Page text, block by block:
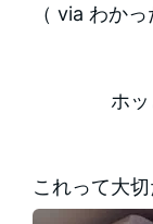
（ via わかっ
ホ
これって大切